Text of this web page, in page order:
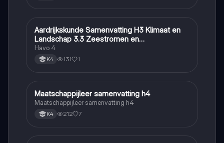
Aardrijkskunde
Aardrijkskunde Samenvatting H3 Klimaat en
Landschap 3.3 Zeestromen en
Klimaatgebieden • BuiteNLand
Havo 4
K4 131 1
Maatschappijleer
Maatschappijleer samenvatting h4
Maatschappijleer samenvatting h4
K4 212 7